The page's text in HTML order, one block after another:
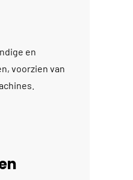
en
voorzien van